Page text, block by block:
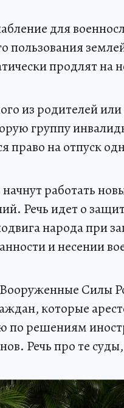
для
пользования
продлят на
из родителей
группу
право на отпуск
работать
Речь идет о
народа при
и несении
Силы
которые
по решениям
Речь про те